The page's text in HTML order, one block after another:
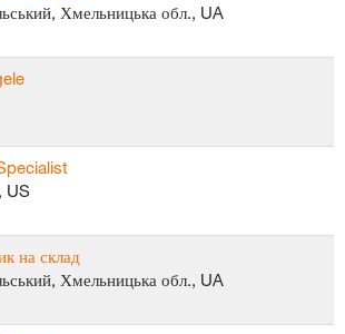
Хмельницька обл., UA
US
на склад
Хмельницька обл., UA